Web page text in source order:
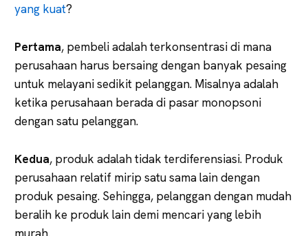
yang kuat?
Pertama, pembeli adalah terkonsentrasi di mana
perusahaan harus bersaing dengan banyak pesaing
untuk melayani sedikit pelanggan. Misalnya adalah
ketika perusahaan berada di pasar monopsoni
dengan satu pelanggan.
Kedua, produk adalah tidak terdiferensiasi. Produk
perusahaan relatif mirip satu sama lain dengan
produk pesaing. Sehingga, pelanggan dengan mudah
beralih ke produk lain demi mencari yang lebih